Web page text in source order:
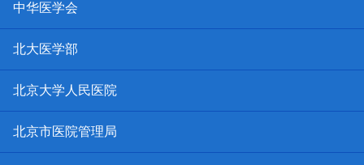
中华医学会
北大医学部
北京大学人民医院
北京市医院管理局